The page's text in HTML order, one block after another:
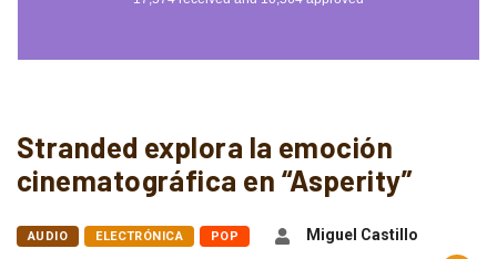
Stranded explora la emoción
cinematográfica en “Asperity”
AUDIO ELECTRÓNICA POP
Miguel Castillo